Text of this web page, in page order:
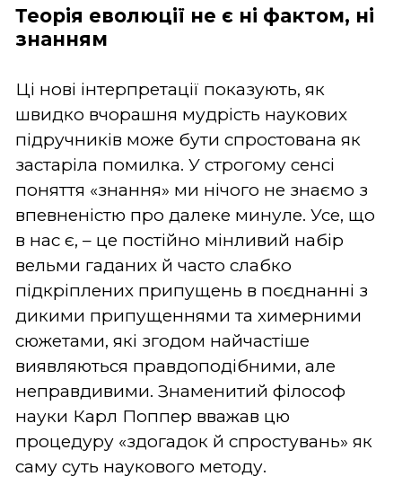
Теорія еволюції не є ні фактом, ні
знанням
Ці нові інтерпретації показують, як
швидко вчорашня мудрість наукових
підручників може бути спростована як
застаріла помилка. У строгому сенсі
поняття «знання» ми нічого не знаємо з
впевненістю про далеке минуле. Усе, що
в нас є, – це постійно мінливий набір
вельми гаданих й часто слабко
підкріплених припущень в поєднанні з
дикими припущеннями та химерними
сюжетами, які згодом найчастіше
виявляються правдоподібними, але
неправдивими. Знаменитий філософ
науки Карл Поппер вважав цю
процедуру «здогадок й спростувань» як
саму суть наукового методу.